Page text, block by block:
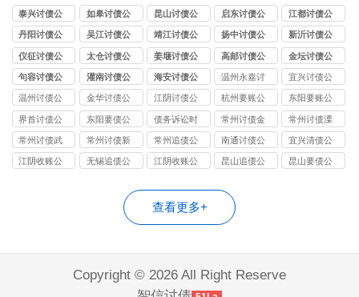
司
司
司
司
司
泰兴讨债公
司
如皋讨债公
司
昆山讨债公
司
启东讨债公
司
江都讨债公
司
丹阳讨债公
司
吴江讨债公
司
靖江讨债公
司
扬中讨债公
司
新沂讨债公
司
仪征讨债公
司
太仓讨债公
司
姜堰讨债公
司
高邮讨债公
司
金坛讨债公
司
句容讨债公
司
灌南讨债公
司
海安讨债公
司
温州永嘉讨
债公司
宜兴讨债公
司
温州讨债公
司
金华讨债公
司
江阴讨债公
司
杭州要账公
司哪家好
东阳要账公
司
界首讨债公
司
东阳要债公
司
债务诉讼时
效
常州讨债金
坛公司
常州讨债溧
阳公司
常州讨债武
进公司
常州讨债新
北公司
常州追债公
司
南通讨债公
司
宜兴清债公
司
江阴收账公
无锡追债公
江阴收账公
昆山追债公
昆山要债公
查看更多+
Copyright © 2026 All Right Reserve